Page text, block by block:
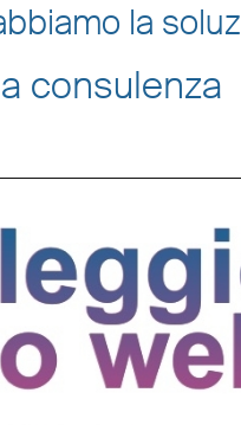
la
consulenza